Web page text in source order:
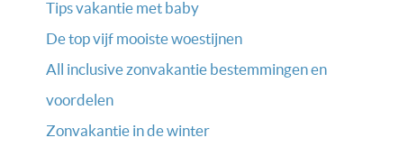
Tips vakantie met baby
De top vijf mooiste woestijnen
All inclusive zonvakantie bestemmingen en
voordelen
Zonvakantie in de winter